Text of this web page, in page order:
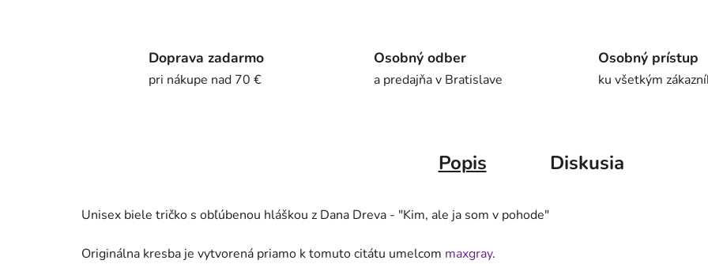
Doprava zadarmo
pri nákupe nad 70 €
Osobný odber
a predajňa v Bratislave
Osobný prístup
ku všetkým
Popis Diskusia
Unisex biele tričko s obľúbenou hláškou z Dana Dreva - "Kim, ale ja som v pohode"
Originálna kresba je vytvorená priamo k tomuto citátu umelcom maxgray.